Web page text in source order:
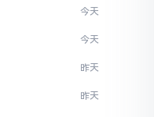
今天
今天
昨天
昨天